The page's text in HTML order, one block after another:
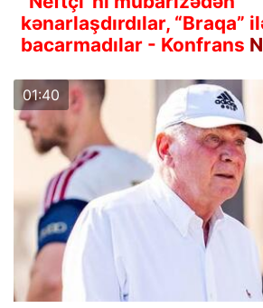
kənarlaşdırdılar, “Braqa”
bacarmadılar - Konfrans
01:40